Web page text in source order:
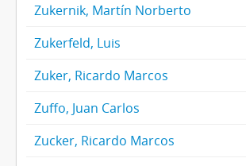
Zukernik, Martín Norberto
Zukerfeld, Luis
Zuker, Ricardo Marcos
Zuffo, Juan Carlos
Zucker, Ricardo Marcos